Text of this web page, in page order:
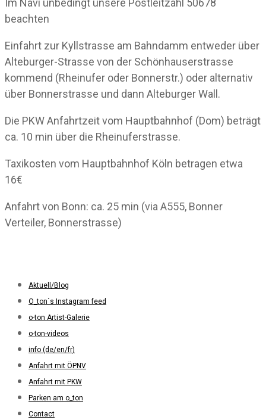
Im Navi unbedingt unsere Postleitzahl 50678
beachten
Einfahrt zur Kyllstrasse am Bahndamm entweder über
Alteburger-Strasse von der Schönhauserstrasse
kommend (Rheinufer oder Bonnerstr.) oder alternativ
über Bonnerstrasse und dann Alteburger Wall.
Die PKW Anfahrtzeit vom Hauptbahnhof (Dom) beträgt
ca. 10 min über die Rheinuferstrasse.
Taxikosten vom Hauptbahnhof Köln betragen etwa
16€
Anfahrt von Bonn: ca. 25 min (via A555, Bonner
Verteiler, Bonnerstrasse)
Aktuell/Blog
O_ton´s Instagram feed
o-ton Artist-Galerie
o-ton-videos
info (de/en/fr)
Anfahrt mit ÖPNV
Anfahrt mit PKW
Parken am o_ton
Contact